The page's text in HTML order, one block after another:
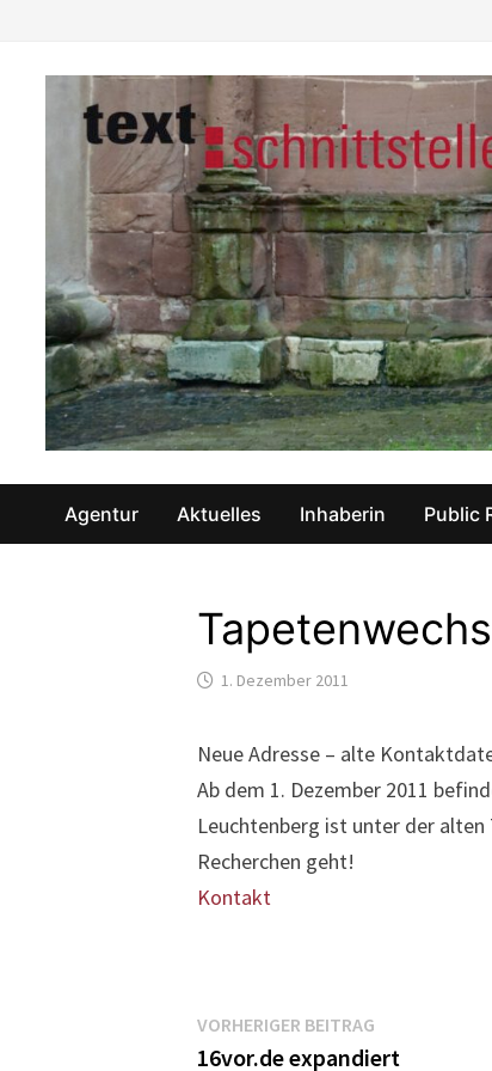
springen
Agentur Aktuelles Inhaberin Public
1. Dezember 2011
Neue Adresse – alte
Ab dem 1. Dezember 2011
Leuchtenberg ist unter der
Recherchen geht!
Kontakt
VORHERIGER BEITRAG
Beitrag:
16vor.de expandiert